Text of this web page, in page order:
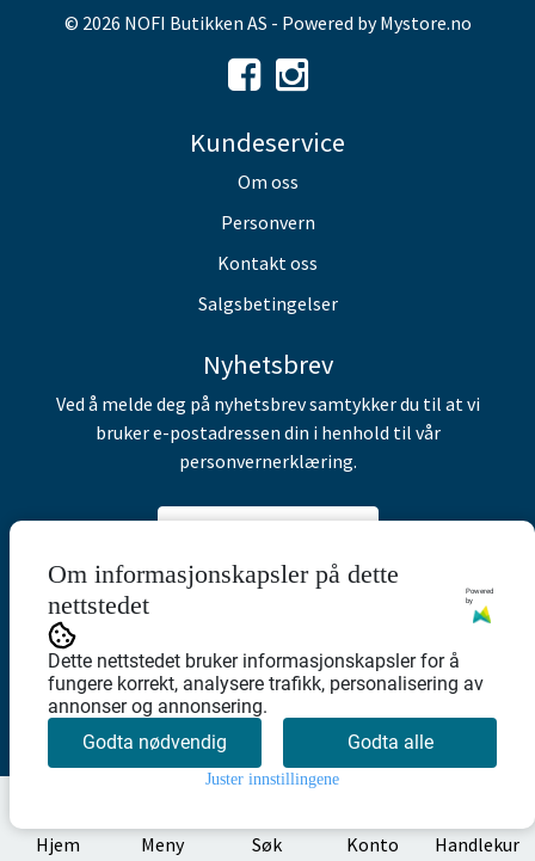
Hjem Meny Søk Konto
Handlekur
© 2026 NOFI Butikken AS - Powered byMystore.no
Kundeservice
Om oss
Personvern
Kontakt oss
Salgsbetingelser
Nyhetsbrev
Ved å melde deg på nyhetsbrev samtykker du til at vi
bruker e-postadressen din i henhold til vår
personvernerklæring.
Abonner på nyhetsbrev
Om informasjonskapsler på dette
nettstedet
Powered
by
Dette nettstedet bruker informasjonskapsler for å
fungere korrekt, analysere trafikk, personalisering av
annonser og annonsering.
Godta nødvendig
Godta alle
Juster innstillingene